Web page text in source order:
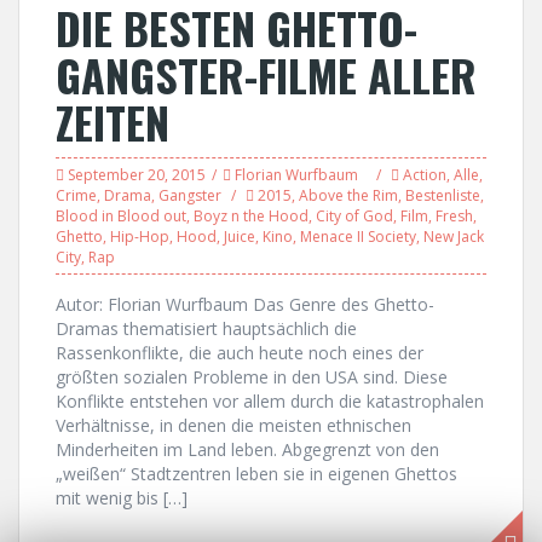
DIE BESTEN GHETTO-
GANGSTER-FILME ALLER
ZEITEN
September 20, 2015 Florian Wurfbaum Action, Alle,
Crime, Drama, Gangster 2015, Above the Rim, Bestenliste,
Blood in Blood out, Boyz n the Hood, City of God, Film, Fresh,
Ghetto, Hip-Hop, Hood, Juice, Kino, Menace II Society, New Jack
City, Rap
Autor: Florian Wurfbaum Das Genre des Ghetto-
Dramas thematisiert hauptsächlich die
Rassenkonflikte, die auch heute noch eines der
größten sozialen Probleme in den USA sind. Diese
Konflikte entstehen vor allem durch die katastrophalen
Verhältnisse, in denen die meisten ethnischen
Minderheiten im Land leben. Abgegrenzt von den
„weißen“ Stadtzentren leben sie in eigenen Ghettos
mit wenig bis […]